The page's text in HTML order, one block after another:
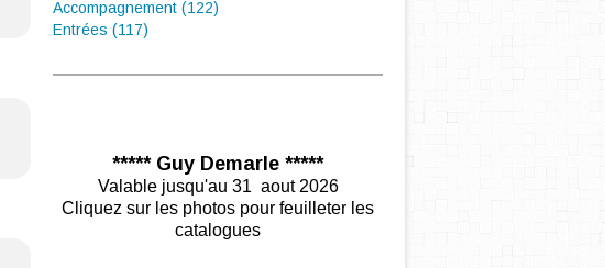
Accompagnement (122)
Entrées (117)
***** Guy Demarle *****
Valable jusqu'au 31 aout 2026
Cliquez sur les photos pour feuilleter les
catalogues